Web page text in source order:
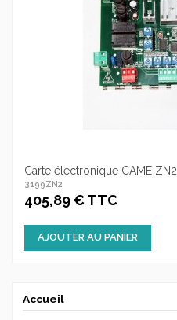
Carte électronique CAME ZN2
3199ZN2
405,89 € TTC
AJOUTER AU PANIER
Accueil